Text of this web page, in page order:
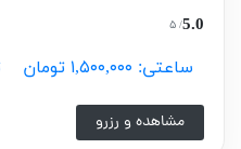
5.0/ ۵
ساعتی: ۱,۵۰۰,۰۰۰ تومان
مشاهده و رزرو